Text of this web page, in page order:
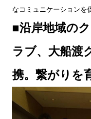
なコミュニケーションを
■沿岸地域の
ラブ、大船渡
携。繋がりを